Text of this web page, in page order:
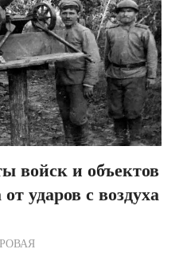
войск и объектов
ударов с воздуха